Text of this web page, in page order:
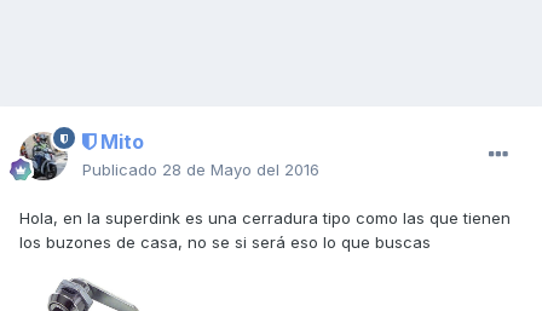
Mito
Publicado 28 de Mayo del 2016
Hola, en la superdink es una cerradura tipo como las que tienen
los buzones de casa, no se si será eso lo que buscas